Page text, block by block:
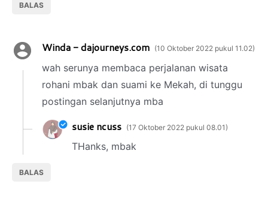
BALAS
Winda - dajourneys.com 10 Oktober 2022 pukul 11.02
wah serunya membaca perjalanan wisata
rohani mbak dan suami ke Mekah, di tunggu
postingan selanjutnya mba
BALAS
susie ncuss 17 Oktober 2022 pukul 08.01
THanks, mbak